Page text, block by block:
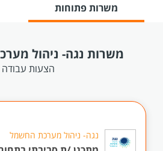
משרות פתוחות
משרות נגה- ניהול
הצעות עבודה
נגה- ניהול מערכת החשמל